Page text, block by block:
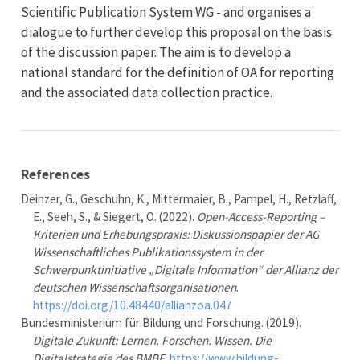
Scientific Publication System WG - and organises a
dialogue to further develop this proposal on the basis
of the discussion paper. The aim is to develop a
national standard for the definition of OA for reporting
and the associated data collection practice.
References
Deinzer, G., Geschuhn, K., Mittermaier, B., Pampel, H., Retzlaff,
E., Seeh, S., & Siegert, O. (2022). Open-Access-Reporting –
Kriterien und Erhebungspraxis:Diskussionspapier der AG
Wissenschaftliches Publikationssystem in der
Schwerpunktinitiative „Digitale Information“ der Allianz der
deutschen Wissenschaftsorganisationen.
https://doi.org/10.48440/allianzoa.047
Bundesministerium für Bildung und Forschung. (2019).
Digitale Zukunft: Lernen. Forschen. Wissen. Die